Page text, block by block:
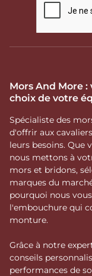
Mors And More
choix de votre
Spécialiste des
d'offrir aux
leurs besoins. Que
nous mettons à
mors et bridons,
marques du
pourquoi nous
l'embouchure qui
monture.
Grâce à notre
conseils
performances de